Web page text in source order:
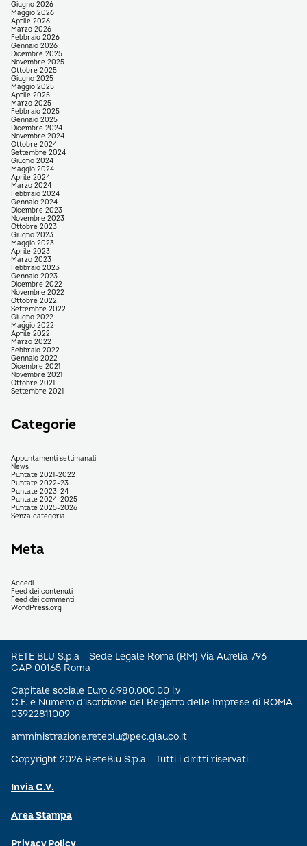
Giugno 2026
Maggio 2026
Aprile 2026
Marzo 2026
Febbraio 2026
Gennaio 2026
Dicembre 2025
Novembre 2025
Ottobre 2025
Giugno 2025
Maggio 2025
Aprile 2025
Marzo 2025
Febbraio 2025
Gennaio 2025
Dicembre 2024
Novembre 2024
Ottobre 2024
Settembre 2024
Giugno 2024
Maggio 2024
Aprile 2024
Marzo 2024
Febbraio 2024
Gennaio 2024
Dicembre 2023
Novembre 2023
Ottobre 2023
Giugno 2023
Maggio 2023
Aprile 2023
Marzo 2023
Febbraio 2023
Gennaio 2023
Dicembre 2022
Novembre 2022
Ottobre 2022
Settembre 2022
Giugno 2022
Maggio 2022
Aprile 2022
Marzo 2022
Febbraio 2022
Gennaio 2022
Dicembre 2021
Novembre 2021
Ottobre 2021
Settembre 2021
Categorie
Appuntamenti settimanali
News
Puntate 2021-2022
Puntate 2022-23
Puntate 2023-24
Puntate 2024-2025
Puntate 2025-2026
Senza categoria
Meta
Accedi
Feed dei contenuti
Feed dei commenti
WordPress.org
RETE BLU S.p.a - Sede Legale Roma (RM) Via Aurelia 796 –
CAP 00165 Roma
Capitale sociale Euro 6.980.000,00 i.v
C.F. e Numero d’iscrizione del Registro delle Imprese di ROMA
03922811009
amministrazione.reteblu@pec.glauco.it
Copyright 2026 ReteBlu S.p.a - Tutti i diritti riservati.
Invia C.V.
Area Stampa
Privacy Policy